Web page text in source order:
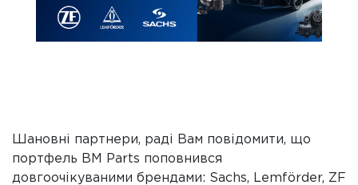
Шановні партнери, раді Вам повідомити, що
портфель BM Parts поповнився
довгоочікуваними брендами: Sachs, Lemförder, ZF